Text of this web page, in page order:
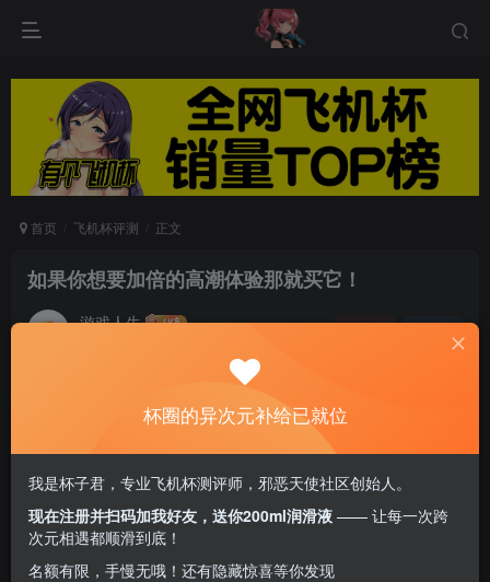
首页 飞机杯评测 正文
如果你想要加倍的高潮体验那就买它！
游戏人生
LELO SORAYA 2代带来前所未有的乐趣！LELO创
新了双震动按摩棒的设计，重新定义了兔型按摩棒
(备注：拥有体外、体内两端点的震动按摩棒)给予
的愉悦程度。如果你想要加倍的高潮体验，那绝对
杯圈的异次元补给已就位
我是杯子君，专业飞机杯测评师，邪恶天使社区创始人。
现在注册并扫码加我好友，送你200ml润滑液 —— 让每一次跨
次元相遇都顺滑到底！
名额有限，手慢无哦！还有隐藏惊喜等你发现